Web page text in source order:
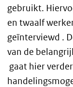
gebruikt.
en twaalf
geïnterviewd .
van de
(externe link)
gaat hier